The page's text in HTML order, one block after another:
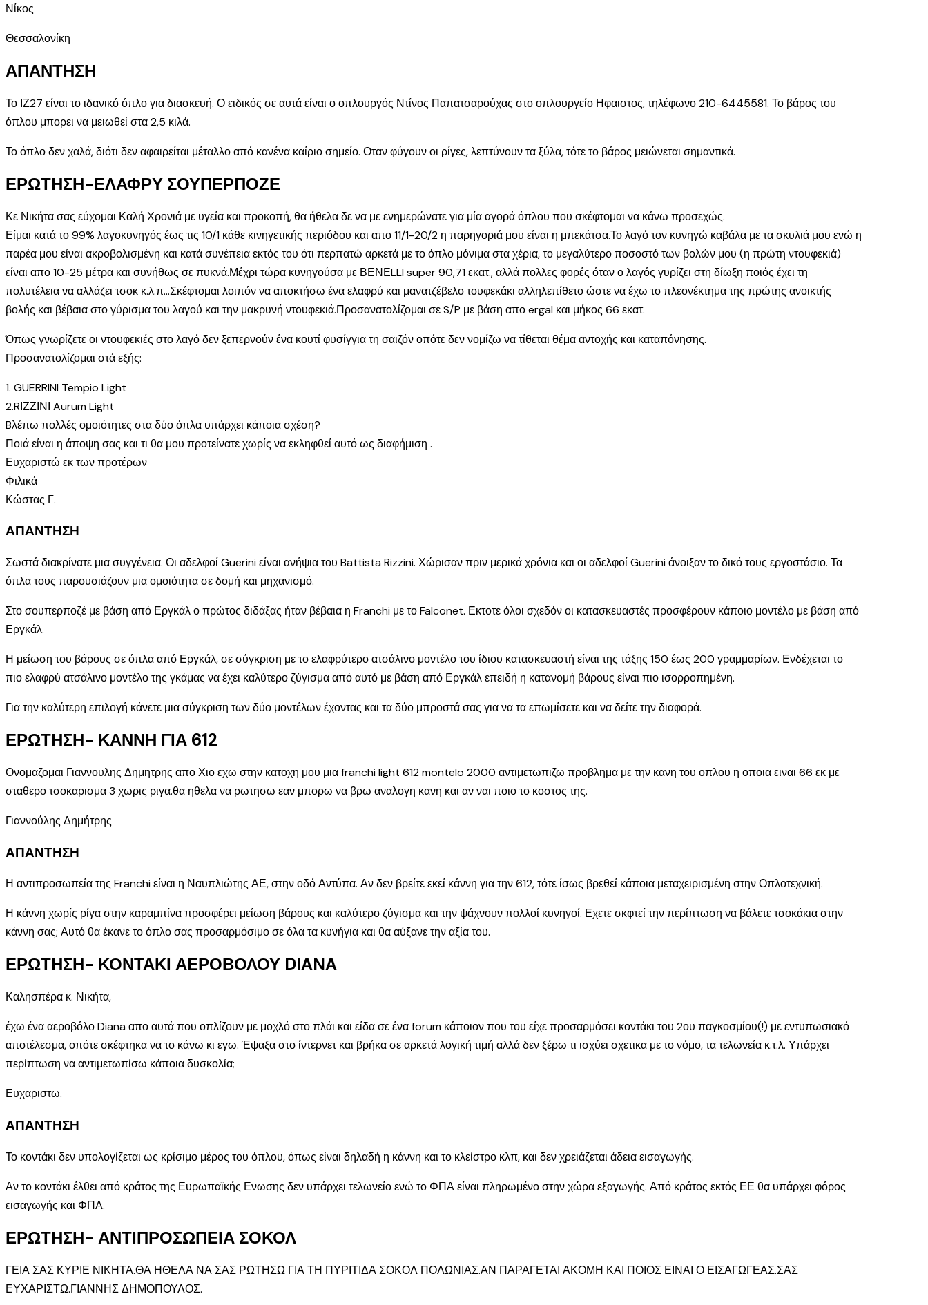
Νίκος
Θεσσαλονίκη
ΑΠΑΝΤΗΣΗ
Το ΙΖ27 είναι το ιδανικό όπλο για διασκευή. Ο ειδικός σε αυτά είναι ο οπλουργός Ντίνος Παπατσαρούχας στο οπλουργείο Ηφαιστος, τηλέφωνο 210-6445581. Το βάρος του
όπλου μπορει να μειωθεί στα 2,5 κιλά.
Το όπλο δεν χαλά, διότι δεν αφαιρείται μέταλλο από κανένα καίριο σημείο. Οταν φύγουν οι ρίγες, λεπτύνουν τα ξύλα, τότε το βάρος μειώνεται σημαντικά.
ΕΡΩΤΗΣΗ-ΕΛΑΦΡΥ ΣΟΥΠΕΡΠΟΖΕ
Κε Νικήτα σας εύχομαι Καλή Χρονιά με υγεία και προκοπή, θα ήθελα δε να με ενημερώνατε για μία αγορά όπλου που σκέφτομαι να κάνω προσεχώς.
Είμαι κατά το 99% λαγοκυνηγός έως τις 10/1 κάθε κινηγετικής περιόδου και απο 11/1-20/2 η παρηγοριά μου είναι η μπεκάτσα.Το λαγό τον κυνηγώ καβάλα με τα σκυλιά μου ενώ η
παρέα μου είναι ακροβολισμένη και κατά συνέπεια εκτός του ότι περπατώ αρκετά με το όπλο μόνιμα στα χέρια, το μεγαλύτερο ποσοστό των βολών μου (η πρώτη ντουφεκιά)
είναι απο 10-25 μέτρα και συνήθως σε πυκνά.Μέχρι τώρα κυνηγούσα με ΒΕΝΕLLI super 90,71 εκατ., αλλά πολλες φορές όταν ο λαγός γυρίζει στη δίωξη ποιός έχει τη
πολυτέλεια να αλλάζει τσοκ κ.λ.π…Σκέφτομαι λοιπόν να αποκτήσω ένα ελαφρύ και μανατζέβελο τουφεκάκι αλληλεπίθετο ώστε να έχω το πλεονέκτημα της πρώτης ανοικτής
βολής και βέβαια στο γύρισμα του λαγού και την μακρυνή ντουφεκιά.Προσανατολίζομαι σε S/P με βάση απο ergal και μήκος 66 εκατ.
Όπως γνωρίζετε οι ντουφεκιές στο λαγό δεν ξεπερνούν ένα κουτί φυσίγγια τη σαιζόν οπότε δεν νομίζω να τίθεται θέμα αντοχής και καταπόνησης.
Προσανατολίζομαι στά εξής:
1. GUERRINI Tempio Light
2.RΙΖΖΙΝΙ Aurum Light
Bλέπω πολλές ομοιότητες στα δύο όπλα υπάρχει κάποια σχέση?
Ποιά είναι η άποψη σας και τι θα μου προτείνατε χωρίς να εκληφθεί αυτό ως διαφήμιση .
Ευχαριστώ εκ των προτέρων
Φιλικά
Κώστας Γ.
ΑΠΑΝΤΗΣΗ
Σωστά διακρίνατε μια συγγένεια. Οι αδελφοί Guerini είναι ανήψια του Battista Rizzini. Χώρισαν πριν μερικά χρόνια και οι αδελφοί Guerini άνοιξαν το δικό τους εργοστάσιο. Τα
όπλα τους παρουσιάζουν μια ομοιότητα σε δομή και μηχανισμό.
Στο σουπερποζέ με βάση από Εργκάλ ο πρώτος διδάξας ήταν βέβαια η Franchi με το Falconet. Εκτοτε όλοι σχεδόν οι κατασκευαστές προσφέρουν κάποιο μοντέλο με βάση από
Εργκάλ.
Η μείωση του βάρους σε όπλα από Εργκάλ, σε σύγκριση με το ελαφρύτερο ατσάλινο μοντέλο του ίδιου κατασκευαστή είναι της τάξης 150 έως 200 γραμμαρίων. Ενδέχεται το
πιο ελαφρύ ατσάλινο μοντέλο της γκάμας να έχει καλύτερο ζύγισμα από αυτό με βάση από Εργκάλ επειδή η κατανομή βάρους είναι πιο ισορροπημένη.
Για την καλύτερη επιλογή κάνετε μια σύγκριση των δύο μοντέλων έχοντας και τα δύο μπροστά σας για να τα επωμίσετε και να δείτε την διαφορά.
ΕΡΩΤΗΣΗ- ΚΑΝΝΗ ΓΙΑ 612
Ονομαζομαι Γιαννουλης Δημητρης απο Χιο εχω στην κατοχη μου μια franchi light 612 montelo 2000 αντιμετωπιζω προβλημα με την κανη του οπλου η οποια ειναι 66 εκ με
σταθερο τσοκαρισμα 3 χωρις ριγα.θα ηθελα να ρωτησω εαν μπορω να βρω αναλογη κανη και αν ναι ποιο το κοστος της.
Γιαννούλης Δημήτρης
ΑΠΑΝΤΗΣΗ
Η αντιπροσωπεία της Franchi είναι η Ναυπλιώτης ΑΕ, στην οδό Αντύπα. Αν δεν βρείτε εκεί κάννη για την 612, τότε ίσως βρεθεί κάποια μεταχειρισμένη στην Οπλοτεχνική.
Η κάννη χωρίς ρίγα στην καραμπίνα προσφέρει μείωση βάρους και καλύτερο ζύγισμα και την ψάχνουν πολλοί κυνηγοί. Εχετε σκφτεί την περίπτωση να βάλετε τσοκάκια στην
κάννη σας; Αυτό θα έκανε το όπλο σας προσαρμόσιμο σε όλα τα κυνήγια και θα αύξανε την αξία του.
ΕΡΩΤΗΣΗ- ΚΟΝΤΑΚΙ ΑΕΡΟΒΟΛΟΥ DIANA
Καλησπέρα κ. Νικήτα,
έχω ένα αεροβόλο Diana απο αυτά που οπλίζουν με μοχλό στο πλάι και είδα σε ένα forum κάποιον που του είχε προσαρμόσει κοντάκι του 2ου παγκοσμίου(!) με εντυπωσιακό
αποτέλεσμα, οπότε σκέφτηκα να το κάνω κι εγω. Έψαξα στο ίντερνετ και βρήκα σε αρκετά λογική τιμή αλλά δεν ξέρω τι ισχύει σχετικα με το νόμο, τα τελωνεία κ.τ.λ. Υπάρχει
περίπτωση να αντιμετωπίσω κάποια δυσκολία;
Ευχαριστω.
ΑΠΑΝΤΗΣΗ
Το κοντάκι δεν υπολογίζεται ως κρίσιμο μέρος του όπλου, όπως είναι δηλαδή η κάννη και το κλείστρο κλπ, και δεν χρειάζεται άδεια εισαγωγής.
Αν το κοντάκι έλθει από κράτος της Ευρωπαϊκής Ενωσης δεν υπάρχει τελωνείο ενώ το ΦΠΑ είναι πληρωμένο στην χώρα εξαγωγής. Από κράτος εκτός ΕΕ θα υπάρχει φόρος
εισαγωγής και ΦΠΑ.
ΕΡΩΤΗΣΗ- ΑΝΤΙΠΡΟΣΩΠΕΙΑ ΣΟΚΟΛ
ΓΕΙΑ ΣΑΣ ΚΥΡΙΕ ΝΙΚΗΤΑ.ΘΑ ΗΘΕΛΑ ΝΑ ΣΑΣ ΡΩΤΗΣΩ ΓΙΑ ΤΗ ΠΥΡΙΤΙΔΑ ΣΟΚΟΛ ΠΟΛΩΝΙΑΣ.ΑΝ ΠΑΡΑΓΕΤΑΙ ΑΚΟΜΗ ΚΑΙ ΠΟΙΟΣ ΕΙΝΑΙ Ο ΕΙΣΑΓΩΓΕΑΣ.ΣΑΣ
ΕΥΧΑΡΙΣΤΩ.ΓΙΑΝΝΗΣ ΔΗΜΟΠΟΥΛΟΣ.